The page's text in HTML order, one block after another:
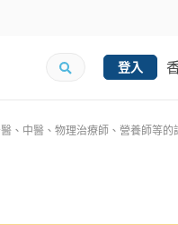
登入
、中醫、物理治療師、營養師等